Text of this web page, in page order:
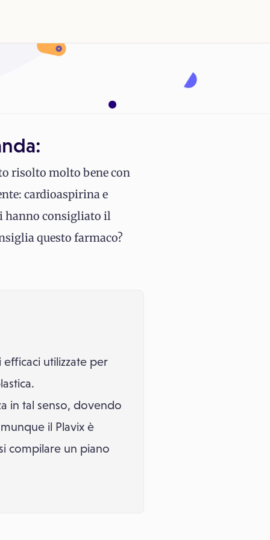
risolto molto bene con
cardioaspirina e
hanno consigliato il
questo farmaco?
efficaci utilizzate per
in tal senso, dovendo
il Plavix è
compilare un piano